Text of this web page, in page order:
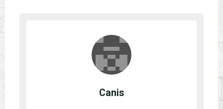
Canis